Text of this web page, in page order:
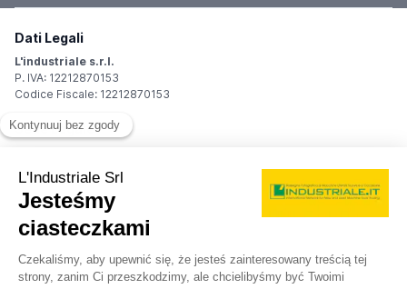
Dati Legali
L'industriale s.r.l.
P. IVA: 12212870153
Codice Fiscale: 12212870153
Sede Legale
20148 Milano (MI)
Italy
Registro Imprese
REA: MI-1539011
Capitale sociale: Euro 10.400,00 i.v.